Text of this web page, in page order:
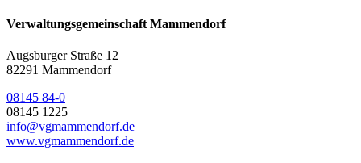
Verwaltungsgemeinschaft Mammendorf
Augsburger Straße 12
82291 Mammendorf
08145 84-0
08145 1225
info@vgmammendorf.de
www.vgmammendorf.de